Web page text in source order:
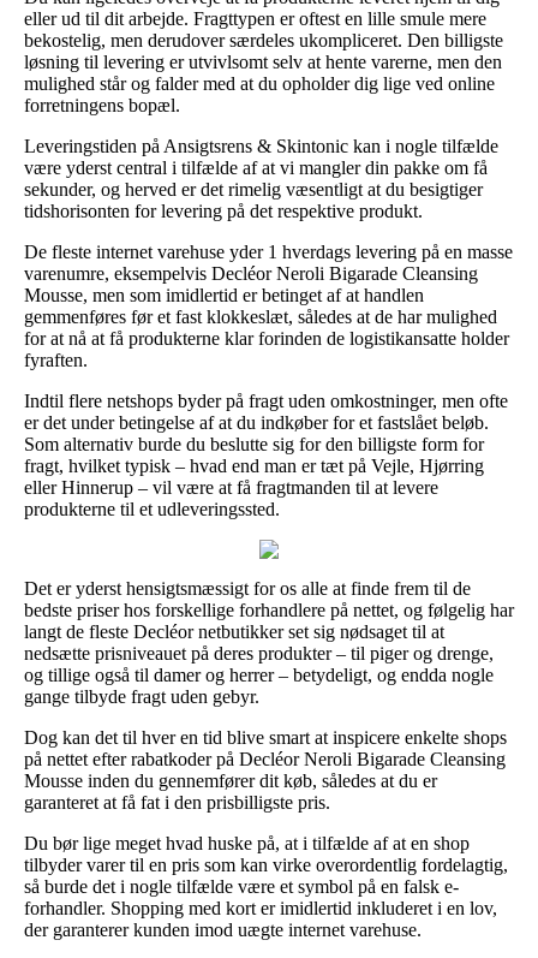
eller ud til dit arbejde. Fragttypen er oftest en lille smule mere
bekostelig, men derudover særdeles ukompliceret. Den billigste
løsning til levering er utvivlsomt selv at hente varerne, men den
mulighed står og falder med at du opholder dig lige ved online
forretningens bopæl.
Leveringstiden på Ansigtsrens & Skintonic kan i nogle tilfælde
være yderst central i tilfælde af at vi mangler din pakke om få
sekunder, og herved er det rimelig væsentligt at du besigtiger
tidshorisonten for levering på det respektive produkt.
De fleste internet varehuse yder 1 hverdags levering på en masse
varenumre, eksempelvis Decléor Neroli Bigarade Cleansing
Mousse, men som imidlertid er betinget af at handlen
gemmenføres før et fast klokkeslæt, således at de har mulighed
for at nå at få produkterne klar forinden de logistikansatte holder
fyraften.
Indtil flere netshops byder på fragt uden omkostninger, men ofte
er det under betingelse af at du indkøber for et fastslået beløb.
Som alternativ burde du beslutte sig for den billigste form for
fragt, hvilket typisk – hvad end man er tæt på Vejle, Hjørring
eller Hinnerup – vil være at få fragtmanden til at levere
produkterne til et udleveringssted.
Det er yderst hensigtsmæssigt for os alle at finde frem til de
bedste priser hos forskellige forhandlere på nettet, og følgelig har
langt de fleste Decléor netbutikker set sig nødsaget til at
nedsætte prisniveauet på deres produkter – til piger og drenge,
og tillige også til damer og herrer – betydeligt, og endda nogle
gange tilbyde fragt uden gebyr.
Dog kan det til hver en tid blive smart at inspicere enkelte shops
på nettet efter rabatkoder på Decléor Neroli Bigarade Cleansing
Mousse inden du gennemfører dit køb, således at du er
garanteret at få fat i den prisbilligste pris.
Du bør lige meget hvad huske på, at i tilfælde af at en shop
tilbyder varer til en pris som kan virke overordentlig fordelagtig,
så burde det i nogle tilfælde være et symbol på en falsk e-
forhandler. Shopping med kort er imidlertid inkluderet i en lov,
der garanterer kunden imod uægte internet varehuse.